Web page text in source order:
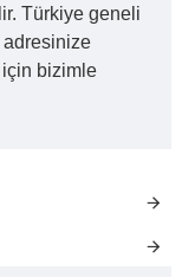
Türkiye geneli
adresinize
bizimle